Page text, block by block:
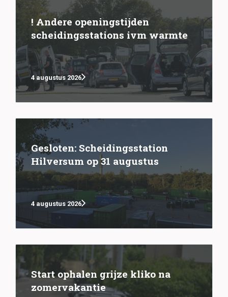
! Andere openingstijden
scheidingsstations ivm warmte
4 augustus 2026
Gesloten: Scheidingsstation
Hilversum op 31 augustus
4 augustus 2026
Start ophalen grijze kliko na
zomervakantie